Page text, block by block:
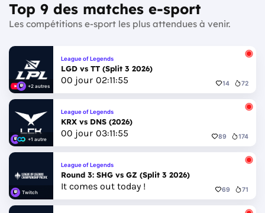
Top 9 des matches e-sport
Les compétitions e-sport les plus attendues à venir.
+2 autres
League of Legends
LGD vs TT (Split 3 2026)
00 jour 02:11:52 14 72
+1 autre
League of Legends
KRX vs DNS (2026)
00 jour 03:11:52 89 174
Twitch
League of Legends
Round 3: SHG vs GZ (Split 3 2026)
It comes out today ! 69 71